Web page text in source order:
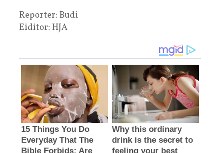
Reporter: Budi
Eiditor: HJA